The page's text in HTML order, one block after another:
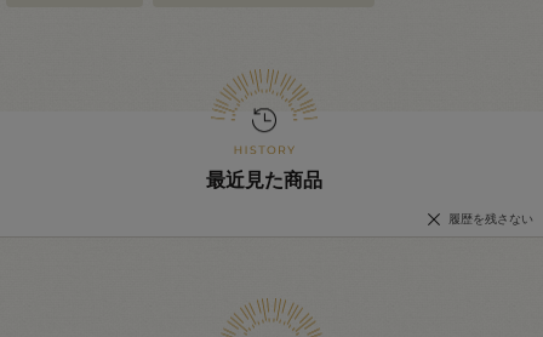
最近見た商品
履歴を残さない